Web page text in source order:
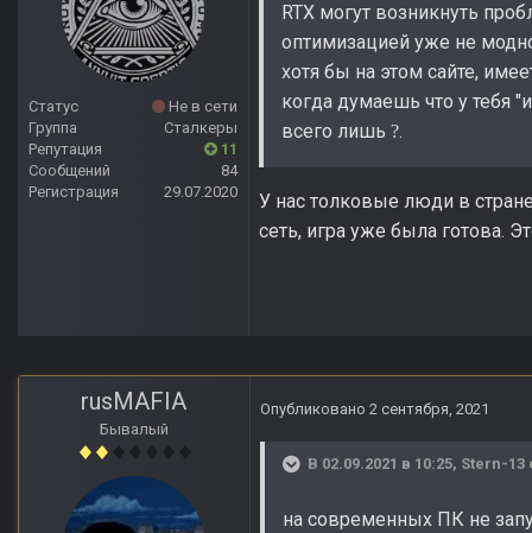
Статус
Не в сети
Группа
Сталкеры
Репутация
11
Сообщений
84
Регистрация
29.07.2020
RTX могут возникнуть
оптимизацией уже не
хотя бы на этом сайте,
когда думаешь что у тебя
всего лишь ?.
У нас толковые люди в
сеть, игра уже была готова.
rusMAFIA
Бывалый
Опубликовано 2 сентября, 2021
В 02.09.2021 в 10:25, Stern-13
на современных ПК не